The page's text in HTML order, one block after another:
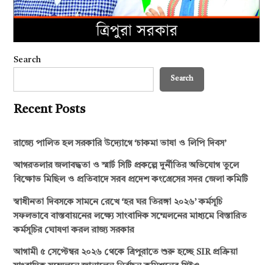
Search
Search
Recent Posts
রাজ্যে পালিত হল সরকারি উদ্যোগে ‘চাকমা ভাষা ও লিপি দিবস’
আগরতলার জলাবদ্ধতা ও স্মার্ট সিটি প্রকল্পে দুর্নীতির অভিযোগ তুলে
বিক্ষোভ মিছিল ও প্রতিবাদে সরব প্রদেশ কংগ্রেসের সদর জেলা কমিটি
স্বাধীনতা দিবসকে সামনে রেখে ‘হর ঘর তিরঙ্গা ২০২৬’ কর্মসূচি
সফলভাবে বাস্তবায়নের লক্ষ্যে সাংবাদিক সম্মেলনের মাধ্যমে বিস্তারিত
কর্মসূচির ঘোষণা করল রাজ্য সরকার
আগামী ৫ সেপ্টেম্বর ২০২৬ থেকে ত্রিপুরাতে শুরু হচ্ছে SIR প্রক্রিয়া